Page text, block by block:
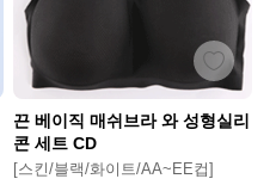
끈 베이직 매쉬브라 와 성형실리
콘 세트 CD
[스킨/블랙/화이트/AA~EE컵]